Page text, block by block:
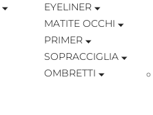
EYELINER
MATITE OCCHI
PRIMER
SOPRACCIGLIA
OMBRETTI